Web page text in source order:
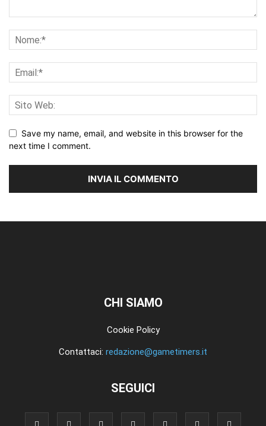
Save my name, email, and website in this browser for the
next time I comment.
CHI SIAMO
Cookie Policy
Contattaci: redazione@gametimers.it
SEGUICI